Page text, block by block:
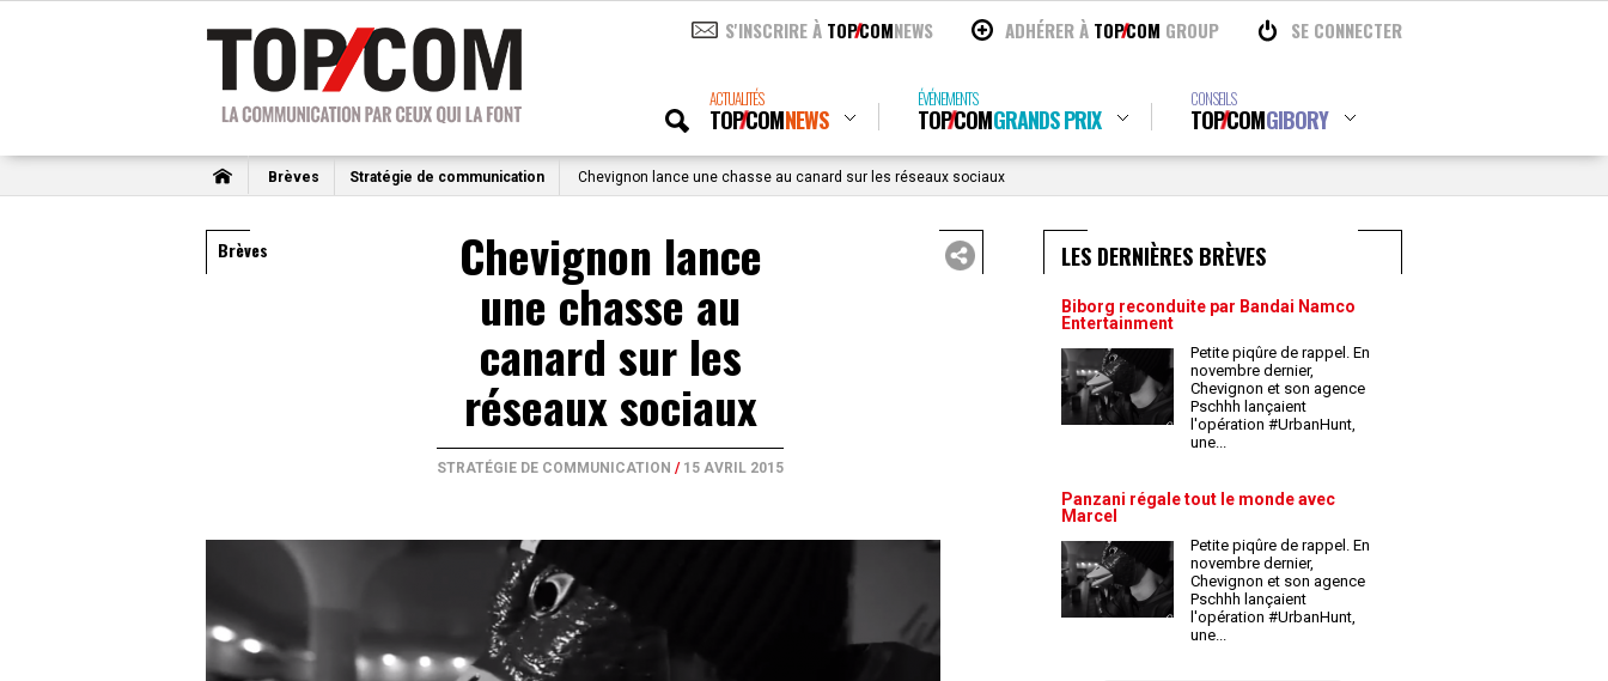
S'INSCRIRE À TOPCOMNEWS ADHÉRER À TOPCOM GROUP SE CONNECTER
ACTUALITÉS
TOPCOMNEWS
ÉVÉNEMENTS
TOPCOMGRANDS PRIX
CONSEILS
TOPCOMGIBORY
Brèves Stratégie de communication Chevignon lance une chasse au canard sur les réseaux sociaux
Brèves Chevignon lance
une chasse au
canard sur les
réseaux sociaux
STRATÉGIE DE COMMUNICATION / 15 AVRIL 2015
LES DERNIÈRES BRÈVES
Biborg reconduite par Bandai Namco
Entertainment
Petite piqûre de rappel. En
novembre dernier,
Chevignon et son agence
Pschhh lançaient
l'opération #UrbanHunt,
une...
Panzani régale tout le monde avec
Marcel
Petite piqûre de rappel. En
novembre dernier,
Chevignon et son agence
Pschhh lançaient
l'opération #UrbanHunt,
une...